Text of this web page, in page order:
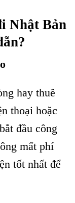
Nhật Bản
hay thuê
thoại hoặc
đầu công
mất phí
tốt nhất để